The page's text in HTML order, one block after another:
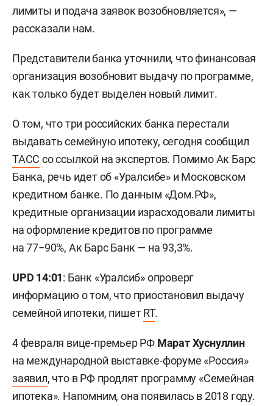
лимиты и подача заявок возобновляется», —
рассказали нам.
Представители банка уточнили, что финансовая
организация возобновит выдачу по программе,
как только будет выделен новый лимит.
О том, что три российских банка перестали
выдавать семейную ипотеку, сегодня сообщил
ТАСС со ссылкой на экспертов. Помимо Ак Барс
Банка, речь идет об «Уралсибе» и Московском
кредитном банке. По данным «Дом.РФ»,
кредитные организации израсходовали лимиты
на оформление кредитов по программе
на 77−90%, Ак Барс Банк — на 93,3%.
UPD 14:01: Банк «Уралсиб» опроверг
информацию о том, что приостановил выдачу
семейной ипотеки, пишетRT.
4 февраля вице-премьер РФ Марат Хуснуллин
на международной выставке-форуме «Россия»
заявил, что в РФ продлят программу «Семейная
ипотека». Напомним, она появилась в 2018 году.